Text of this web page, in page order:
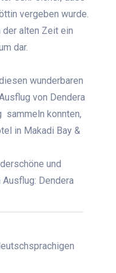
vergeben wurde.
alten Zeit ein
dar.
wunderbaren
von Dendera
sammeln konnten,
in Makadi Bay &
und
Dendera